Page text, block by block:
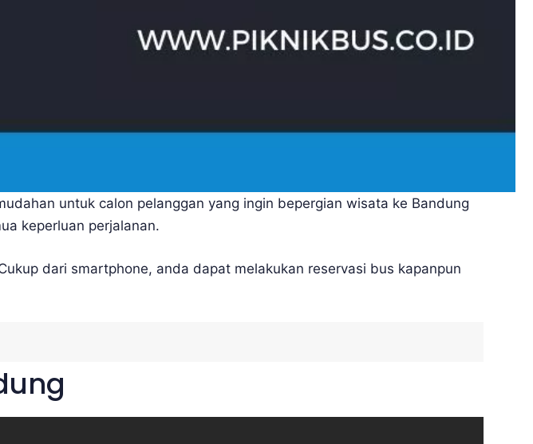
untuk calon pelanggan yang ingin bepergian wisata ke Bandung
keperluan perjalanan.
dari smartphone, anda dapat melakukan reservasi bus kapanpun